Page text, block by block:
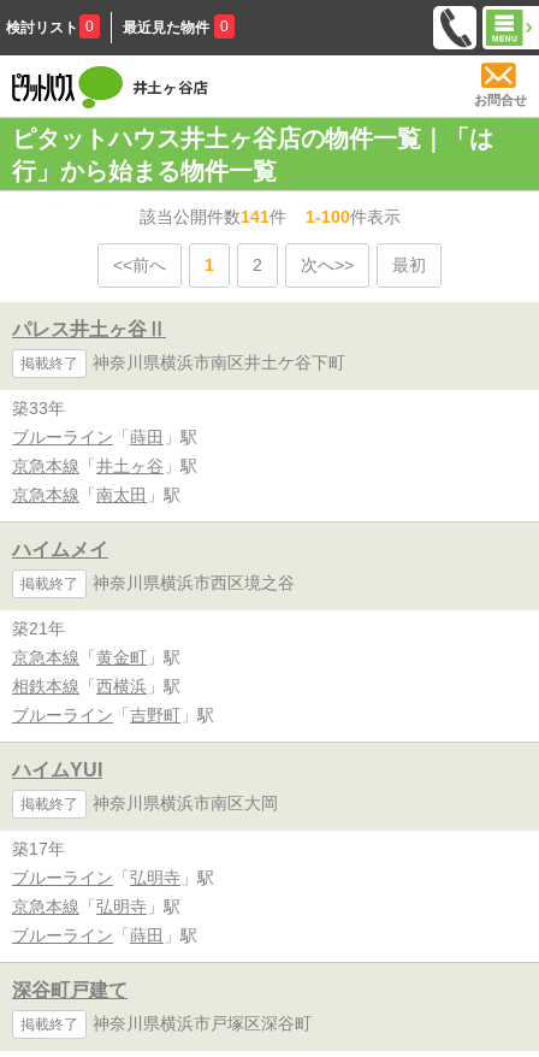
検討リスト 0 最近見た物件 0
お問合せ
ピタットハウス井土ヶ谷店の物件一覧｜「は
行」から始まる物件一覧
該当公開件数141件1-100件表示
<<前へ 1 2 次へ>> 最初
パレス井土ヶ谷Ⅱ
掲載終了 神奈川県横浜市南区井土ケ谷下町
築33年
ブルーライン 「 蒔田 」駅
京急本線 「 井土ヶ谷 」駅
京急本線 「 南太田 」駅
ハイムメイ
掲載終了 神奈川県横浜市西区境之谷
築21年
京急本線 「 黄金町 」駅
相鉄本線 「 西横浜 」駅
ブルーライン 「 吉野町 」駅
ハイムYUI
掲載終了 神奈川県横浜市南区大岡
築17年
ブルーライン 「 弘明寺 」駅
京急本線 「 弘明寺 」駅
ブルーライン 「 蒔田 」駅
深谷町戸建て
掲載終了 神奈川県横浜市戸塚区深谷町